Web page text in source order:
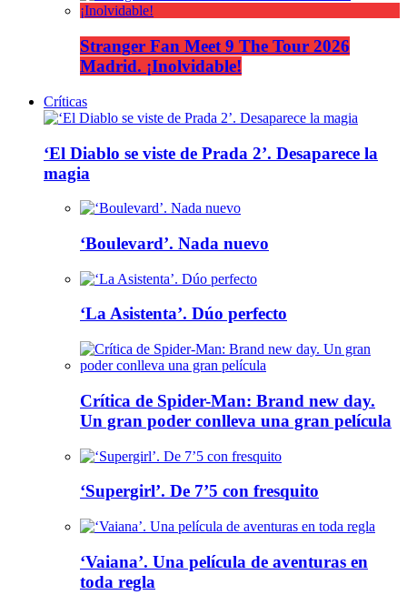
Stranger Fan Meet 9 The Tour 2026
Madrid. ¡Inolvidable!
Críticas
‘El Diablo se viste de Prada 2’. Desaparece la
magia
‘Boulevard’. Nada nuevo
‘La Asistenta’. Dúo perfecto
Crítica de Spider-Man: Brand new day.
Un gran poder conlleva una gran película
‘Supergirl’. De 7’5 con fresquito
‘Vaiana’. Una película de aventuras en
toda regla